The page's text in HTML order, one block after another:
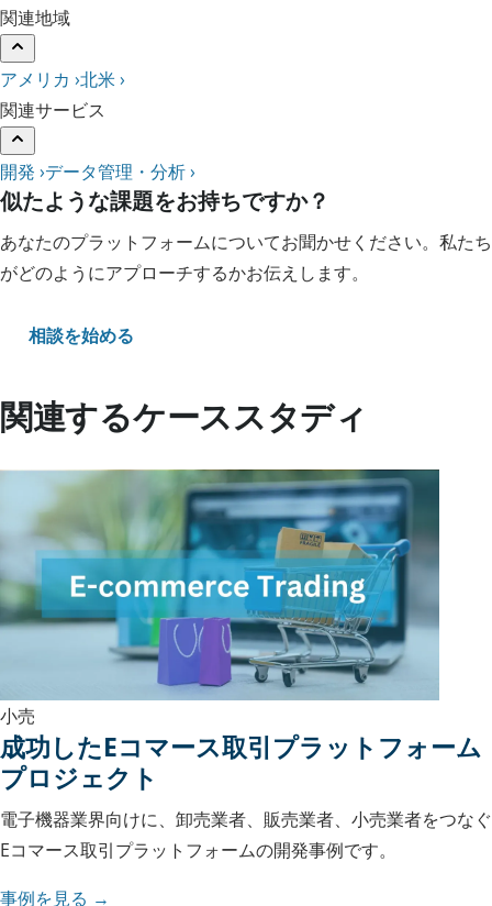
関連地域
アメリカ ›北米 ›
関連サービス
開発 ›データ管理・分析 ›
似たような課題をお持ちですか？
あなたのプラットフォームについてお聞かせください。私たち
がどのようにアプローチするかお伝えします。
相談を始める
関連するケーススタディ
小売
成功したEコマース取引プラットフォーム
プロジェクト
電子機器業界向けに、卸売業者、販売業者、小売業者をつなぐ
Eコマース取引プラットフォームの開発事例です。
事例を見る →